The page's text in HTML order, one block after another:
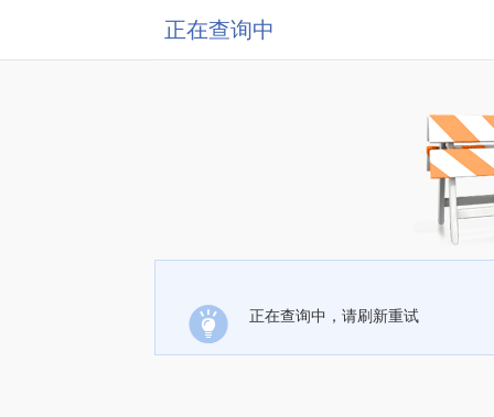
正在查询中
正在查询中，请刷新重试